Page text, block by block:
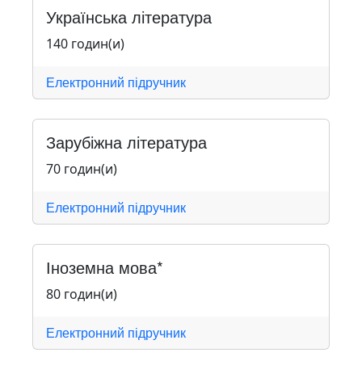
Українська література
140 годин(и)
Електронний підручник
Зарубіжна література
70 годин(и)
Електронний підручник
Іноземна мова*
80 годин(и)
Електронний підручник